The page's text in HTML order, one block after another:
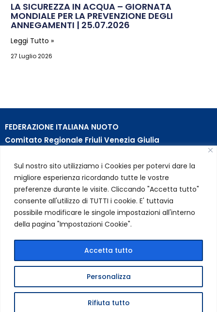
Sul nostro sito utilizziamo i Cookies per potervi dare la
migliore esperienza ricordando tutte le vostre
preferenze durante le visite. Cliccando "Accetta tutto"
consente all'utilizzo di TUTTI i cookie. E' tuttavia
possibile modificare le singole impostazioni all'interno
della pagina "Impostazioni Cookie".
Personalizza
Rifiuta tutto
Accetta tutto
LA SICUREZZA IN ACQUA – GIORNATA
MONDIALE PER LA PREVENZIONE DEGLI
ANNEGAMENTI | 25.07.2026
Leggi Tutto »
27 Luglio 2026
FEDERAZIONE ITALIANA NUOTO
Comitato Regionale Friuli Venezia Giulia
Trieste (TS)
Partita Iva 01384031009
Codice Fiscale 05284670584
Codice SDI USAL8PV – Rif. Amm. TC025
LINK UTILI
Privacy Policy
FIN Comitato Regionale FVG © 2026 | Tutti i diritti riservati
|Credits